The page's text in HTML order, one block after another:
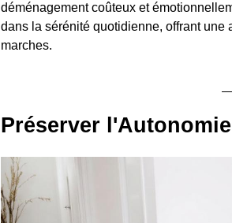
déménagement coûteux et
dans la sérénité quotidienne, offrant
marches.
Préserver